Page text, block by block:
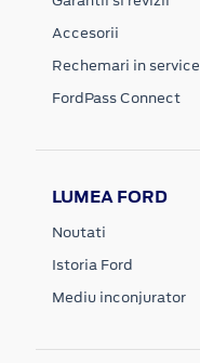
Accesorii
Rechemari in service
FordPass Connect
LUMEA FORD
Noutati
Istoria Ford
Mediu inconjurator